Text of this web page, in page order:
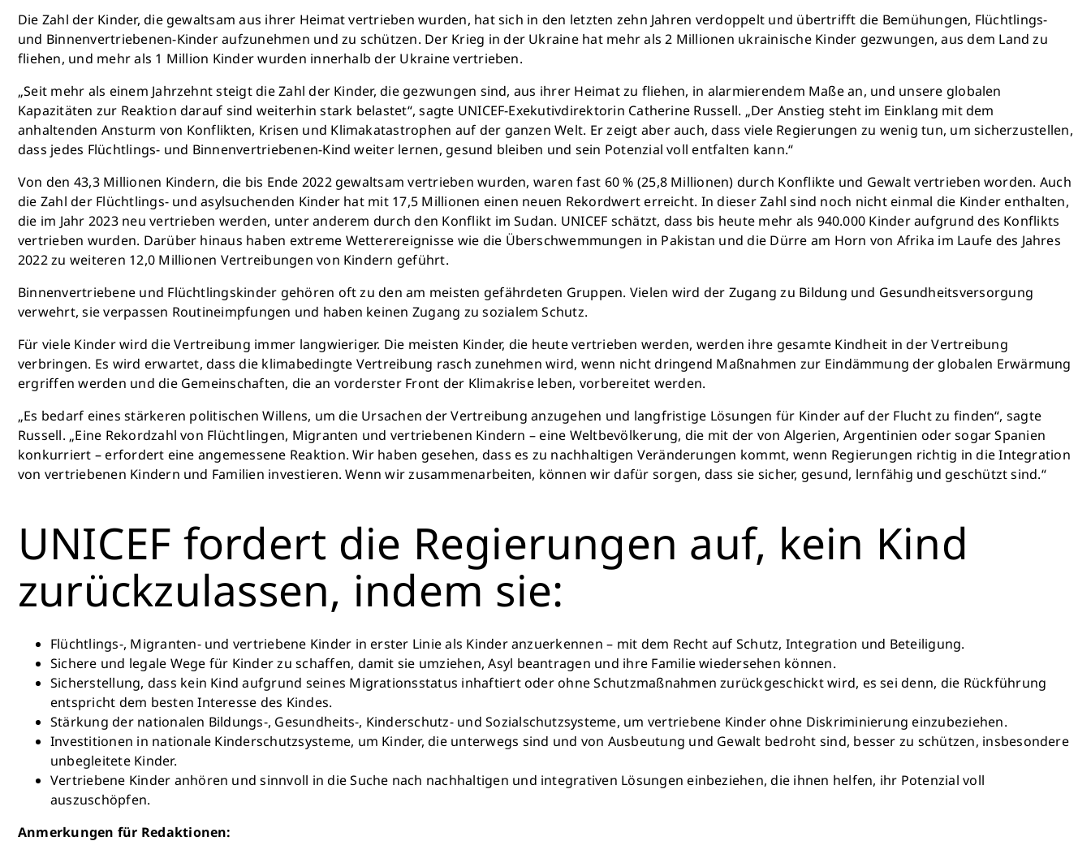
Die Zahl der Kinder, die gewaltsam aus ihrer Heimat vertrieben wurden, hat sich in den letzten zehn Jahren verdoppelt und übertrifft die Bemühungen, Flüchtlings-
und Binnenvertriebenen-Kinder aufzunehmen und zu schützen. Der Krieg in der Ukraine hat mehr als 2 Millionen ukrainische Kinder gezwungen, aus dem Land zu
fliehen, und mehr als 1 Million Kinder wurden innerhalb der Ukraine vertrieben.
„Seit mehr als einem Jahrzehnt steigt die Zahl der Kinder, die gezwungen sind, aus ihrer Heimat zu fliehen, in alarmierendem Maße an, und unsere globalen
Kapazitäten zur Reaktion darauf sind weiterhin stark belastet“, sagte UNICEF-Exekutivdirektorin Catherine Russell. „Der Anstieg steht im Einklang mit dem
anhaltenden Ansturm von Konflikten, Krisen und Klimakatastrophen auf der ganzen Welt. Er zeigt aber auch, dass viele Regierungen zu wenig tun, um sicherzustellen,
dass jedes Flüchtlings- und Binnenvertriebenen-Kind weiter lernen, gesund bleiben und sein Potenzial voll entfalten kann.“
Von den 43,3 Millionen Kindern, die bis Ende 2022 gewaltsam vertrieben wurden, waren fast 60 % (25,8 Millionen) durch Konflikte und Gewalt vertrieben worden. Auch
die Zahl der Flüchtlings- und asylsuchenden Kinder hat mit 17,5 Millionen einen neuen Rekordwert erreicht. In dieser Zahl sind noch nicht einmal die Kinder enthalten,
die im Jahr 2023 neu vertrieben werden, unter anderem durch den Konflikt im Sudan. UNICEF schätzt, dass bis heute mehr als 940.000 Kinder aufgrund des Konflikts
vertrieben wurden. Darüber hinaus haben extreme Wetterereignisse wie die Überschwemmungen in Pakistan und die Dürre am Horn von Afrika im Laufe des Jahres
2022 zu weiteren 12,0 Millionen Vertreibungen von Kindern geführt.
Binnenvertriebene und Flüchtlingskinder gehören oft zu den am meisten gefährdeten Gruppen. Vielen wird der Zugang zu Bildung und Gesundheitsversorgung
verwehrt, sie verpassen Routineimpfungen und haben keinen Zugang zu sozialem Schutz.
Für viele Kinder wird die Vertreibung immer langwieriger. Die meisten Kinder, die heute vertrieben werden, werden ihre gesamte Kindheit in der Vertreibung
verbringen. Es wird erwartet, dass die klimabedingte Vertreibung rasch zunehmen wird, wenn nicht dringend Maßnahmen zur Eindämmung der globalen Erwärmung
ergriffen werden und die Gemeinschaften, die an vorderster Front der Klimakrise leben, vorbereitet werden.
„Es bedarf eines stärkeren politischen Willens, um die Ursachen der Vertreibung anzugehen und langfristige Lösungen für Kinder auf der Flucht zu finden“, sagte
Russell. „Eine Rekordzahl von Flüchtlingen, Migranten und vertriebenen Kindern – eine Weltbevölkerung, die mit der von Algerien, Argentinien oder sogar Spanien
konkurriert – erfordert eine angemessene Reaktion. Wir haben gesehen, dass es zu nachhaltigen Veränderungen kommt, wenn Regierungen richtig in die Integration
von vertriebenen Kindern und Familien investieren. Wenn wir zusammenarbeiten, können wir dafür sorgen, dass sie sicher, gesund, lernfähig und geschützt sind.“
UNICEF fordert die Regierungen auf, kein Kind
zurückzulassen, indem sie:
Flüchtlings-, Migranten- und vertriebene Kinder in erster Linie als Kinder anzuerkennen – mit dem Recht auf Schutz, Integration und Beteiligung.
Sichere und legale Wege für Kinder zu schaffen, damit sie umziehen, Asyl beantragen und ihre Familie wiedersehen können.
Sicherstellung, dass kein Kind aufgrund seines Migrationsstatus inhaftiert oder ohne Schutzmaßnahmen zurückgeschickt wird, es sei denn, die Rückführung
entspricht dem besten Interesse des Kindes.
Stärkung der nationalen Bildungs-, Gesundheits-, Kinderschutz- und Sozialschutzsysteme, um vertriebene Kinder ohne Diskriminierung einzubeziehen.
Investitionen in nationale Kinderschutzsysteme, um Kinder, die unterwegs sind und von Ausbeutung und Gewalt bedroht sind, besser zu schützen, insbesondere
unbegleitete Kinder.
Vertriebene Kinder anhören und sinnvoll in die Suche nach nachhaltigen und integrativen Lösungen einbeziehen, die ihnen helfen, ihr Potenzial voll
auszuschöpfen.
Anmerkungen für Redaktionen:
Jetzt Leben retten